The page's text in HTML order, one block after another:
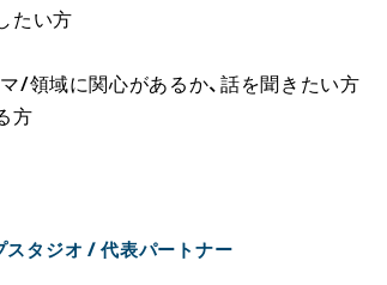
たい方
/領域に関心があるか、話を聞きたい方
方
スタジオ / 代表パートナー